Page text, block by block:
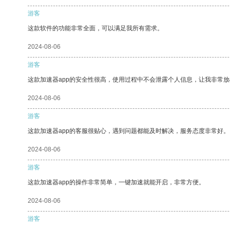
游客
这款软件的功能非常全面，可以满足我所有需求。
2024-08-06
游客
这款加速器app的安全性很高，使用过程中不会泄露个人信息，让我非常
2024-08-06
游客
这款加速器app的客服很贴心，遇到问题都能及时解决，服务态度非常好。
2024-08-06
游客
这款加速器app的操作非常简单，一键加速就能开启，非常方便。
2024-08-06
游客